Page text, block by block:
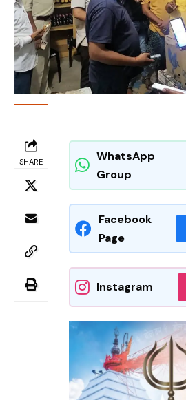
SHARE
WhatsApp
Group
Facebook
Page
Instagram